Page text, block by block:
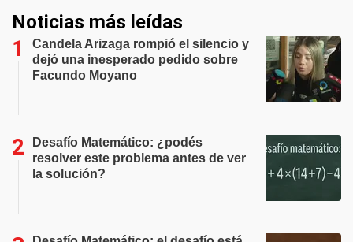
Noticias más leídas
Candela Arizaga rompió el silencio y
dejó una inesperado pedido sobre
Facundo Moyano
Desafío Matemático: ¿podés
resolver este problema antes de ver
la solución?